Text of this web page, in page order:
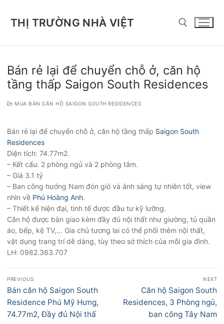
THỊ TRƯỜNG NHÀ VIỆT
Bán rẻ lại để chuyển chỗ ở, căn hộ
tầng thấp Saigon South Residences
MUA BÁN CĂN HỘ SAIGON SOUTH RESIDENCES
Bán rẻ lại để chuyển chỗ ở, căn hộ tầng thấp Saigon South
Residences
Diện tích: 74.77m2.
– Kết cấu: 2 phòng ngủ và 2 phòng tắm.
– Giá 3.1 tỷ
– Ban công hướng Nam đón gió và ánh sáng tự nhiên tốt, view
nhìn về Phú Hoàng Anh.
– Thiết kế hiện đại, tinh tế được đầu tư kỹ lưỡng.
Căn hộ được bàn giao kèm đầy đủ nội thất như giường, tủ quần
áo, bếp, kệ TV,… Gia chủ tương lai có thể phối thêm nội thất,
vật dụng trang trí dễ dàng, tùy theo sở thích của mỗi gia đình.
LH: 0982.363.707
Điều
hướng
bài
viết
PREVIOUS
Previous
post:
Bán căn hộ Saigon South
Residence Phú Mỹ Hưng,
74.77m2, Đầy đủ Nội thấ
NEXT
Next
post:
Căn hộ Saigon South
Residences, 3 Phòng ngủ,
ban công Tây Nam